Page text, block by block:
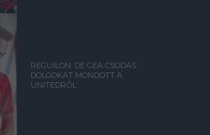
REGUILON: DE GEA CSODÁS
DOLGOKAT MONDOTT A
UNITEDRŐL